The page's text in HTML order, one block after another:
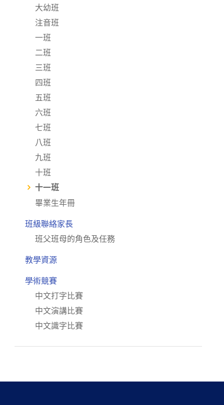
大幼班
注音班
一班
二班
三班
四班
五班
六班
七班
八班
九班
十班
十一班
畢業生年冊
班級聯絡家長
班父班母的角色及任務
教學資源
學術競賽
中文打字比賽
中文演講比賽
中文識字比賽